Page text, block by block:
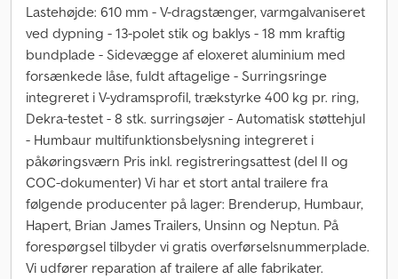
Lastehøjde: 610 mm - V-dragstænger, varmgalvaniseret
ved dypning - 13-polet stik og baklys - 18 mm kraftig
bundplade - Sidevægge af eloxeret aluminium med
forsænkede låse, fuldt aftagelige - Surringsringe
integreret i V-ydramsprofil, trækstyrke 400 kg pr. ring,
Dekra-testet - 8 stk. surringsøjer - Automatisk støttehjul
- Humbaur multifunktionsbelysning integreret i
påkøringsværn Pris inkl. registreringsattest (del II og
COC-dokumenter) Vi har et stort antal trailere fra
følgende producenter på lager: Brenderup, Humbaur,
Hapert, Brian James Trailers, Unsinn og Neptun. På
forespørgsel tilbyder vi gratis overførselsnummerplade.
Vi udfører reparation af trailere af alle fabrikater.